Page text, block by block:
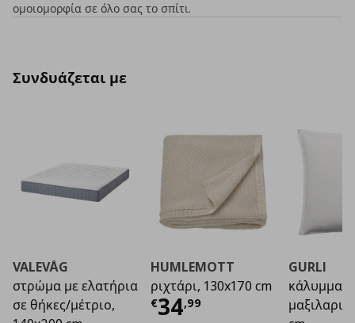
ομοιομορφία σε όλο σας το σπίτι.
Συνδυάζεται με
VALEVÅG
στρώμα με ελατήρια
σε θήκες/μέτριο,
HUMLEMOTT
ριχτάρι, 130x170 cm
€34,99
Τρέχουσα τιμή€
GURLI
κάλυμμα